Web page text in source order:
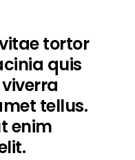
tortor
quis
tellus.
enim